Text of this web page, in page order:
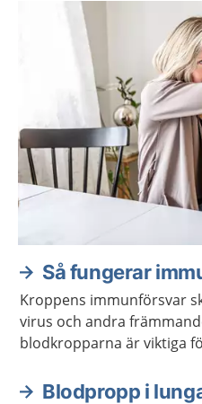
Så fungerar
Kroppens immunförsvar
virus och andra
blodkropparna är viktiga
Blodpropp i